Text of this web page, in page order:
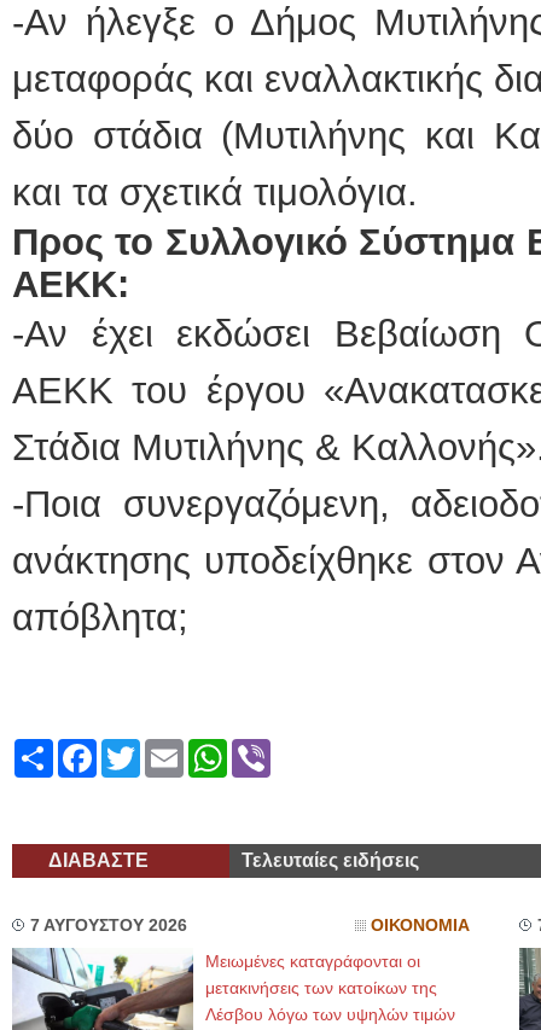
-Αν ήλεγξε ο Δήμος
μεταφοράς και εναλλακτικής
δύο στάδια (Μυτιλήνης και
και τα σχετικά τιμολόγια.
Προς το Συλλογικό Σύστημα
ΑΕΚΚ:
-Αν έχει εκδώσει Βεβαίωση
ΑΕΚΚ του έργου
Στάδια Μυτιλήνης &
-Ποια συνεργαζόμενη,
ανάκτησης υποδείχθηκε στον
απόβλητα;
ShareFacebook
TwitterEmailWhatsApp
ΔΙΑΒΑΣΤΕ Τελευταίες ειδήσεις
7 ΑΥΓΟΥΣΤΟΥ 2026 ΟΙΚΟΝΟΜΙΑ
Μειωμένες καταγράφονται οι
μετακινήσεις των κατοίκων της
Λέσβου λόγω των υψηλών τιμών